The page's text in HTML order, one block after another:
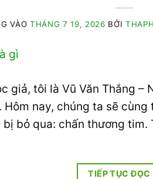
VÀO THÁNG 7 19, 2026 BỞI
giả, tôi là Vũ Văn Thắng –
Hôm nay, chúng ta sẽ
bỏ qua: chấn thương
TIẾP TỤC ĐỌC